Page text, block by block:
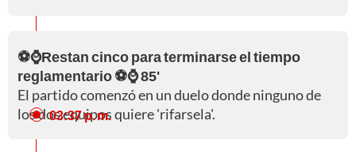
⚽⌚Restan cinco para terminarse el tiempo
reglamentario ⚽⌚ 85'
El partido comenzó en un duelo donde ninguno de
los dos equipos quiere 'rifarsela'.
03:37 p. m.